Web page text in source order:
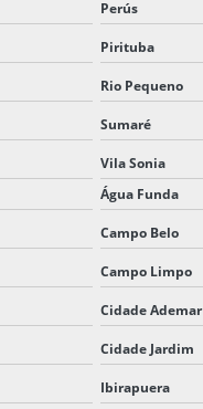
Perús
Pirituba
Rio Pequeno
Sumaré
Vila Sonia
Água Funda
Campo Belo
Campo Limpo
Cidade Ademar
Cidade Jardim
Ibirapuera